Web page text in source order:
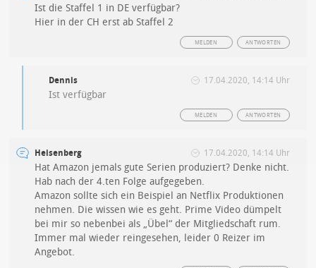
Ist die Staffel 1 in DE verfügbar?
Hier in der CH erst ab Staffel 2
ANTWORTEN
MELDEN
Dennis 17.04.2020, 14:14 Uhr
Ist verfügbar
ANTWORTEN
MELDEN
Heisenberg 17.04.2020, 14:14 Uhr
Hat Amazon jemals gute Serien produziert? Denke nicht.
Hab nach der 4.ten Folge aufgegeben.
Amazon sollte sich ein Beispiel an Netflix Produktionen
nehmen. Die wissen wie es geht. Prime Video dümpelt
bei mir so nebenbei als „Übel“ der Mitgliedschaft rum.
Immer mal wieder reingesehen, leider 0 Reizer im
Angebot.